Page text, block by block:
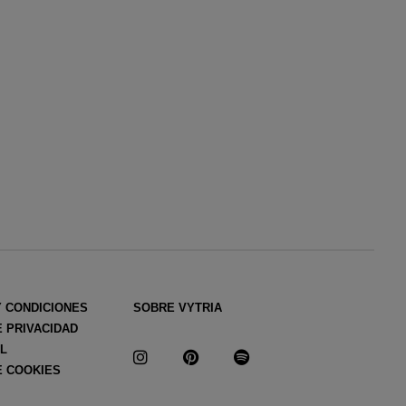
CONDICIONES
PRIVACIDAD
COOKIES
SOBRE VYTRIA